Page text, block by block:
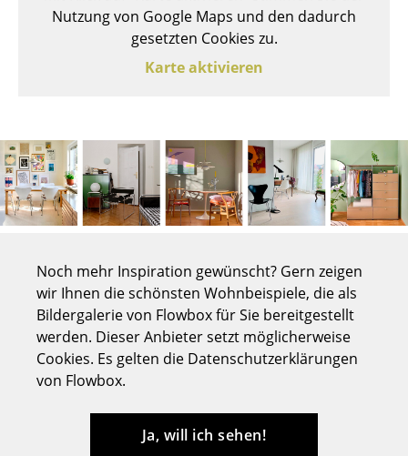
Konferenzstühle
Tische
Esstische
Beistelltische
Couchtische
Schreibtische
Sekretäre & PC-Tische
Konferenztische
Stehtische & Stehpulte
Nutzung von Google Maps und den dadurch
gesetzten Cookies zu.
Karte aktivieren
Noch mehr Inspiration gewünscht? Gern zeigen
wir Ihnen die schönsten Wohnbeispiele, die als
Bildergalerie von Flowbox für Sie bereitgestellt
werden. Dieser Anbieter setzt möglicherweise
Cookies. Es gelten die Datenschutzerklärungen
von Flowbox.
Ja, will ich sehen!